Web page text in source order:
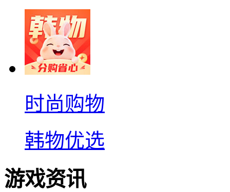
时尚购物
韩物优选
游戏资讯